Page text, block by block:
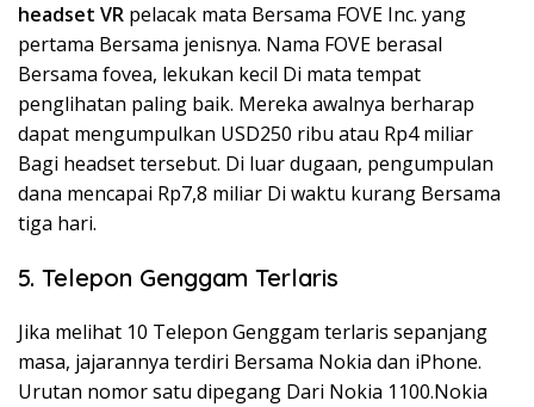
headset VR pelacak mata Bersama FOVE Inc. yang
pertama Bersama jenisnya. Nama FOVE berasal
Bersama fovea, lekukan kecil Di mata tempat
penglihatan paling baik. Mereka awalnya berharap
dapat mengumpulkan USD250 ribu atau Rp4 miliar
Bagi headset tersebut. Di luar dugaan, pengumpulan
dana mencapai Rp7,8 miliar Di waktu kurang Bersama
tiga hari.
5. Telepon Genggam Terlaris
Jika melihat 10 Telepon Genggam terlaris sepanjang
masa, jajarannya terdiri Bersama Nokia dan iPhone.
Urutan nomor satu dipegang Dari Nokia 1100.Nokia